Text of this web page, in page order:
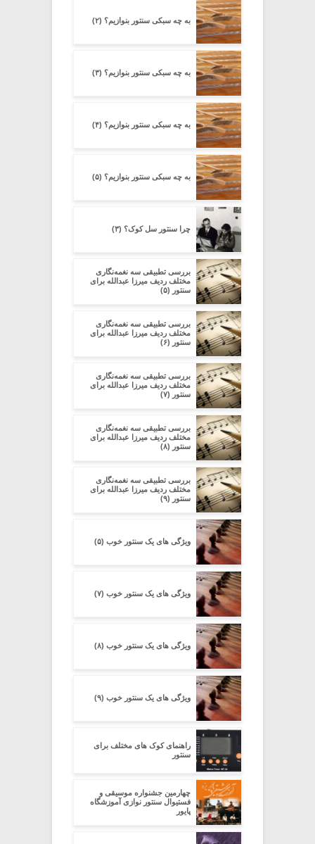
به چه سبکی سنتور بنوازیم؟ (۲)
به چه سبکی سنتور بنوازیم؟ (۳)
به چه سبکی سنتور بنوازیم؟ (۴)
به چه سبکی سنتور بنوازیم؟ (۵)
چرا سنتور سل کوک؟ (۳)
بررسی تطبیقی سه نغمه‌نگاری
مختلف ردیف میرزا عبدالله برای
سنتور (۵)
بررسی تطبیقی سه نغمه‌نگاری
مختلف ردیف میرزا عبدالله برای
سنتور (۶)
بررسی تطبیقی سه نغمه‌نگاری
مختلف ردیف میرزا عبدالله برای
سنتور (۷)
بررسی تطبیقی سه نغمه‌نگاری
مختلف ردیف میرزا عبدالله برای
سنتور (۸)
بررسی تطبیقی سه نغمه‌نگاری
مختلف ردیف میرزا عبدالله برای
سنتور (۹)
ویژگی های یک سنتور خوب (۵)
ویژگی های یک سنتور خوب (۷)
ویژگی های یک سنتور خوب (۸)
ویژگی های یک سنتور خوب (۹)
راهنمای کوک های مختلف برای
سنتور
چهارمین جشنواره موسیقی و
فستیوال سنتور نوازی آموزشگاه
پایور